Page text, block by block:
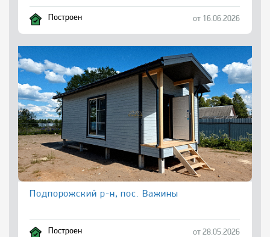
Построен от 16.06.2026
Подпорожский р-н, пос. Важины
Построен от 28.05.2026